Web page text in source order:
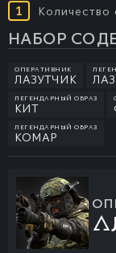
1 Количество
НАБОР
ОПЕРАТИВНИК
ЛАЗУТЧИК
ЛЕГЕНДАРНЫЙ ОБРАЗ
КИТ
ЛЕГЕНДАРНЫЙ ОБРАЗ
КОМАР